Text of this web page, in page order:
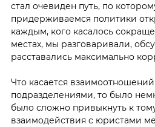
стал очевиден путь, по
придерживаемся политики
каждым, кого касалось
местах, мы разговаривали,
расставались максимально
Что касается
подразделениями, то было
было сложно привыкнуть к
взаимодействия с юристами